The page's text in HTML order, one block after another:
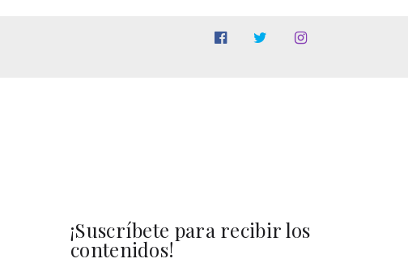
¡Suscríbete para recibir los
contenidos!